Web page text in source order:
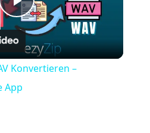
Play
Video
Konvertieren –
App